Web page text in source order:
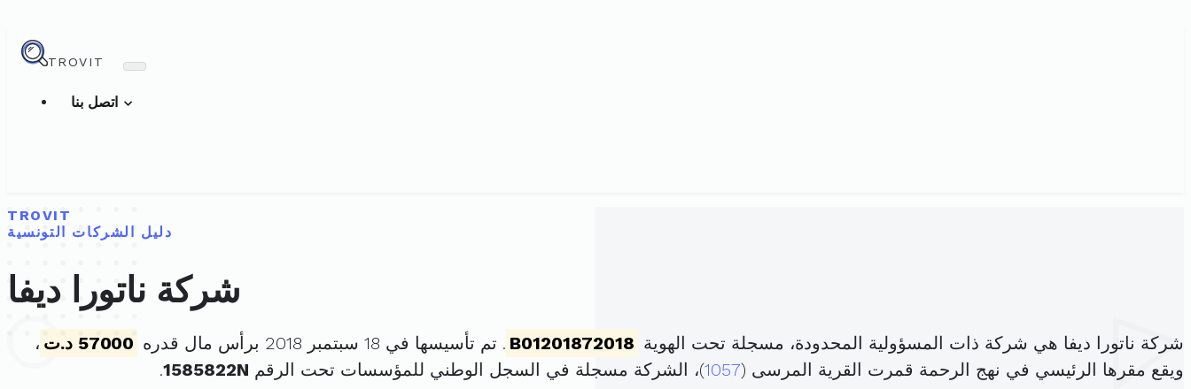
TROVIT
TROVIT
دليل الشركات التونسية
شركة ناتورا ديفا
شركة ناتورا ديفا هي شركة ذات المسؤولية المحدودة، مسجلة تحت الهوية B01201872018 . تم تأسيسها في 18 سبتمبر 2018 برأس مال قدره 57000 د.ت
،
ويقع مقرها الرئيسي في نهج الرحمة قمرت القرية المرسى (1057)، الشركة مسجلة في السجل الوطني للمؤسسات تحت الرقم 1585822N
.